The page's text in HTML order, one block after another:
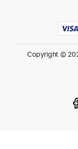
Produits
Retrouvez chez
Copyright ©